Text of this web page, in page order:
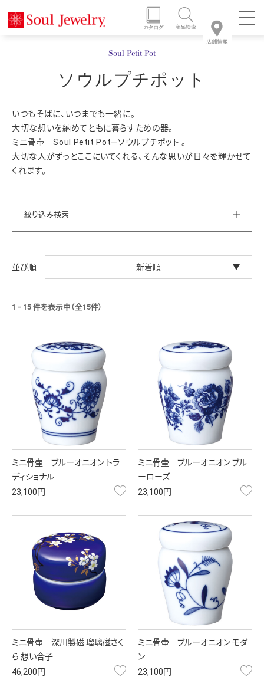
ソウルプチポット
いつもそばに、いつまでも一緒に。
大切な想いを納めてともに暮らすための器。
ミニ骨壷 Soul Petit Pot―ソウルプチポット 。
大切な人がずっとここにいてくれる、そんな思いが日々を輝かせて
くれます。
絞り込み検索
新着順
1 - 15 件を表示中（全15件）
ミニ骨壷 ブルーオニオン トラ
ディショナル
23,100円
お気に入り
ミニ骨壷 ブルーオニオン ブル
ーローズ
23,100円
ミニ骨壷 深川製磁 瑠璃磁さく
ら 想い合子
46,200円
お気に入り
ミニ骨壷 ブルーオニオン モダ
ン
23,100円